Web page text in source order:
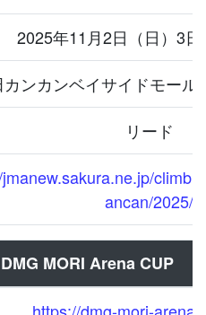
2025年11⽉2⽇（日）3
カンカンベイサイドモール
リード
ancan/2025/
DMG MORI Arena CUP